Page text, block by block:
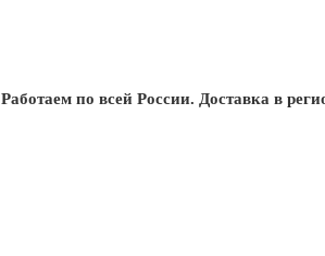
Работаем по всей России. Доставка в